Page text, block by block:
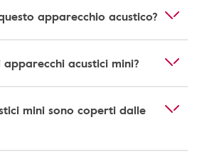
apparecchio acustico?
acustici mini?
mini sono coperti dalle